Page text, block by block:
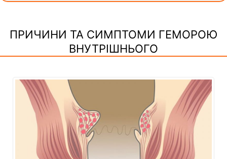
ПРИЧИНИ ТА СИМПТОМИ ГЕМОРОЮ
ВНУТРІШНЬОГО